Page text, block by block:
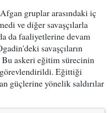
gruplar arasındaki iç
ve diğer savaşçılarla
da faaliyetlerine devam
savaşçıların
askeri eğitim sürecinin
Eğittiği
güçlerine yönelik saldırılar